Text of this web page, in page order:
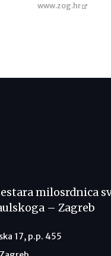
www.zog.hr
milosrdnica
– Zagreb
17, p.p. 455